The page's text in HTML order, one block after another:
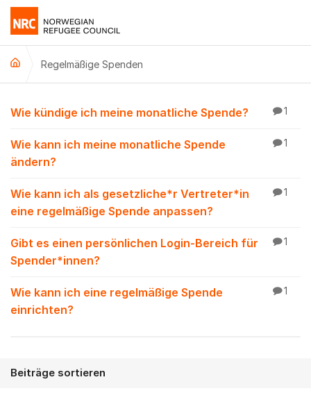
Weiter zum Inhalt
Regelmäßige Spenden
Regelmäßige
Wie kündige ich meine monatliche Spende? 1
Wie kann ich meine monatliche Spende
ändern?
1
Wie kann ich als gesetzliche*r Vertreter*in
eine regelmäßige Spende anpassen?
1
Gibt es einen persönlichen Login-Bereich für
Spender*innen?
1
Wie kann ich eine regelmäßige Spende
einrichten?
1
Beiträge sortieren